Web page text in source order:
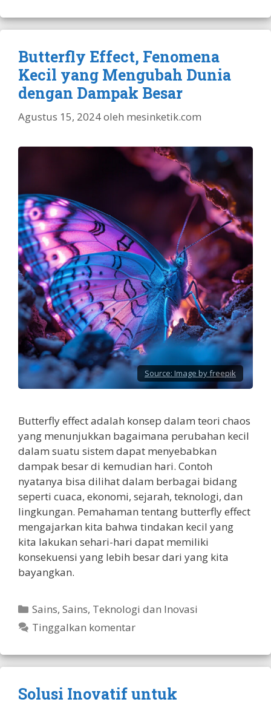
Butterfly Effect, Fenomena
Kecil yang Mengubah Dunia
dengan Dampak Besar
Agustus 15, 2024oleh mesinketik.com
Source: Image by freepik
Butterfly effect adalah konsep dalam teori chaos
yang menunjukkan bagaimana perubahan kecil
dalam suatu sistem dapat menyebabkan
dampak besar di kemudian hari. Contoh
nyatanya bisa dilihat dalam berbagai bidang
seperti cuaca, ekonomi, sejarah, teknologi, dan
lingkungan. Pemahaman tentang butterfly effect
mengajarkan kita bahwa tindakan kecil yang
kita lakukan sehari-hari dapat memiliki
konsekuensi yang lebih besar dari yang kita
bayangkan.
Kategori
Sains,Sains, Teknologi dan Inovasi
Tinggalkan komentar
Solusi Inovatif untuk